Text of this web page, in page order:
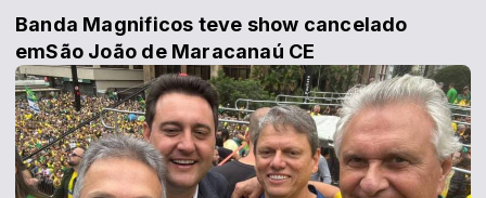
Banda Magnificos teve show cancelado
emSão João de Maracanaú CE